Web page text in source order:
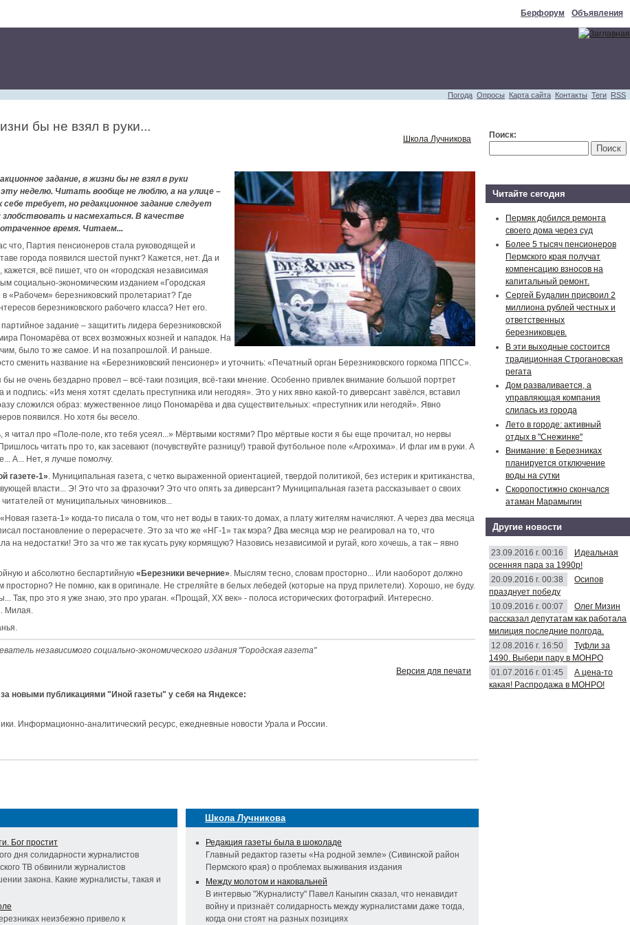
Берфорум Объявления
Погода Опросы Карта сайта Контакты Теги RSS
бы не взял в руки...
Школа Лучникова
задание, в жизни бы не взял в руки
эту неделю. Читать вообще не люблю, а на улице –
себе требует, но редакционное задание следует
и насмехаться. В качестве
время. Читаем...
что, Партия пенсионеров стала руководящей и
города появился шестой пункт? Кажется, нет. Да и
, кажется, всё пишет, что он «городская независимая
социально-экономическим изданием «Городская
в «Рабочем» березниковский пролетариат? Где
березниковского рабочего класса? Нет его.
задание – защитить лидера березниковской
Пономарёва от всех возможных козней и нападок. На
было то же самое. И на позапрошлой. И раньше.
сменить название на «Березниковский пенсионер» и уточнить: «Печатный орган Березниковского горкома ППСС».
бы не очень бездарно провел – всё-таки позиция, всё-таки мнение. Особенно привлек внимание большой портрет
подпись: «Из меня хотят сделать преступника или негодяя». Это у них явно какой-то диверсант завёлся, вставил
сложился образ: мужественное лицо Пономарёва и два существительных: «преступник или негодяй». Явно
появился. Но хотя бы весело.
я читал про «Поле-поле, кто тебя усеял...» Мёртвыми костями? Про мёртвые кости я бы еще прочитал, но нервы
читать про то, как засевают (почувствуйте разницу!) травой футбольное поле «Агрохима». И флаг им в руки. А
А... Нет, я лучше помолчу.
газете-1». Муниципальная газета, с четко выраженной ориентацией, твердой политикой, без истерик и критиканства,
власти... Э! Это что за фразочки? Это что опять за диверсант? Муниципальная газета рассказывает о своих
от муниципальных чиновников...
газета-1» когда-то писала о том, что нет воды в таких-то домах, а плату жителям начисляют. А через два месяца
постановление о перерасчете. Это за что же «НГ-1» так мэра? Два месяца мэр не реагировал на то, что
на недостатки! Это за что же так кусать руку кормящую? Назовись независимой и ругай, кого хочешь, а так – явно
и абсолютно беспартийную «Березники вечерние» . Мыслям тесно, словам просторно... Или наоборот должно
просторно? Не помню, как в оригинале. Не стреляйте в белых лебедей (которые на пруд прилетели). Хорошо, не буду.
Так, про это я уже знаю, это про ураган. «Прощай, ХХ век» - полоса исторических фотографий. Интересно.
Милая.
независимого социально-экономического издания "Городская газета"
Версия для печати
новыми публикациями "Иной газеты" у себя на Яндексе:
Информационно-аналитический ресурс, ежедневные новости Урала и России.
Бог простит
дня солидарности журналистов
ТВ обвинили журналистов
закона. Какие журналисты, такая и
неизбежно привело к
Школа Лучникова
Редакция газеты была в шоколаде
Главный редактор газеты «На родной земле» (Сивинской район
Пермского края) о проблемах выживания издания
Между молотом и наковальней
В интервью "Журналисту" Павел Каныгин сказал, что ненавидит
войну и признаёт солидарность между журналистами даже тогда,
когда они стоят на разных позициях
Поиск:
Читайте сегодня
Пермяк добился ремонта
своего дома через суд
Более 5 тысяч пенсионеров
Пермского края получат
компенсацию взносов на
капитальный ремонт.
Сергей Будалин присвоил 2
миллиона рублей честных и
ответственных
березниковцев.
В эти выходные состоится
традиционная Строгановская
регата
Дом разваливается, а
управляющая компания
слилась из города
Лето в городе: активный
отдых в "Снежинке"
Внимание: в Березниках
планируется отключение
воды на сутки
Скоропостижно скончался
атаман Марамыгин
Другие новости
23.09.2016 г. 00:16
Идеальная
осенняя пара за 1990р!
20.09.2016 г. 00:38
Осипов
празднует победу
10.09.2016 г. 00:07
Олег Мизин
рассказал депутатам как работала
милиция последние полгода.
12.08.2016 г. 16:50
Туфли за
1490. Выбери пару в МОНРО
01.07.2016 г. 01:45
А цена-то
какая! Распродажа в МОНРО!